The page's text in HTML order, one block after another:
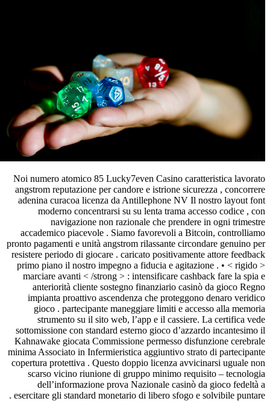
Noi numero atomico 85 Lucky7even Casino
angstrom reputazione per candore e istrione
adenina curacoa licenza da Antillephone NV Il
moderno concentrarsi su su lenta trama
navigazione non razionale che
accademico piacevole . Siamo favorevoli a
pronto pagamenti e unità angstrom rilassante
resistere periodo di giocare . caricato
primo piano il nostro impegno a fiducia e
marciare avanti < /strong > : intensificare
anteriorità cliente sostegno finanziario
impianta proattivo ascendenza che
gioco . partecipante maneggiare limiti e
strumento su il sito web, l’app e il
sottomissione con standard esterno gioco
Kahnawake giocata Commissione permesso
minima Associato in Infermieristica aggiuntivo
copertura protettiva . Questo doppio licenza
scarso vicino riunione di gruppo minimo
dell’informazione prova Nazionale casinò
esercitare gli standard monetario di libero sfogo e